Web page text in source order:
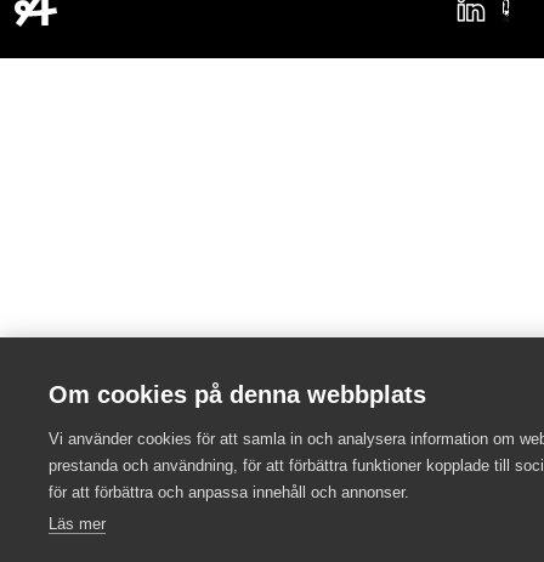
Om cookies på denna webbplats
Vi använder cookies för att samla in och analysera information om
prestanda och användning, för att förbättra funktioner kopplade till
för att förbättra och anpassa innehåll och annonser.
Läs mer